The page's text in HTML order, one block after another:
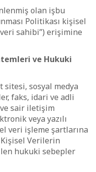
olan işbu
Politikası kişisel
sahibi”) erişimine
ve Hukuki
sosyal medya
faks, idari ve adli
sair iletişim
veya yazılı
veri işleme şartlarına
Verilerin
hukuki sebepler